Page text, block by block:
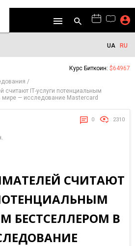
UA RU
Курс Биткоин: $64967
считают ІТ-услуги потенциальным
мире — исследование Mastercard
0 2310
СЧИТАЮТ
БЕСТСЕЛЛЕРОМ В